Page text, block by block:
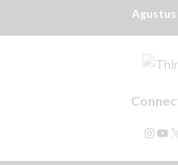
Agustus